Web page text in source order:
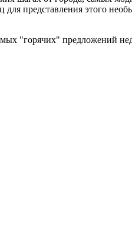
представления этого
"горячих" предложений